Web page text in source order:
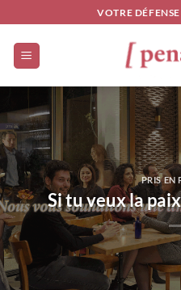
au
contenu
VOTRE
PRIS EN
Si tu veux la